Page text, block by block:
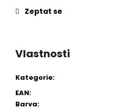
Zeptat se
Vlastnosti
Kategorie:
EAN:
Barva: